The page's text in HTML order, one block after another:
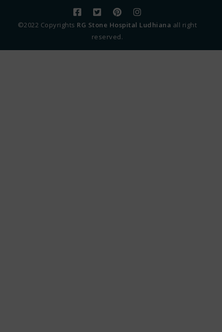
©2022 Copyrights RG Stone Hospital Ludhiana all right
reserved.